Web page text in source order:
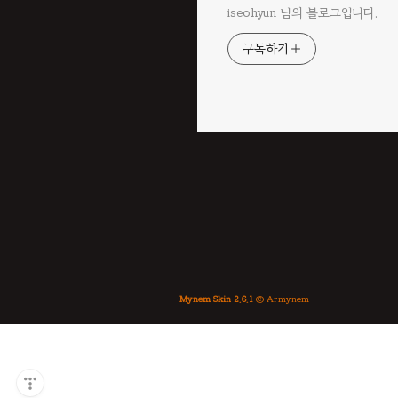
iseohyun 님의 블로그입니다.
구독하기
Mynem Skin 2.6.1 © Armynem